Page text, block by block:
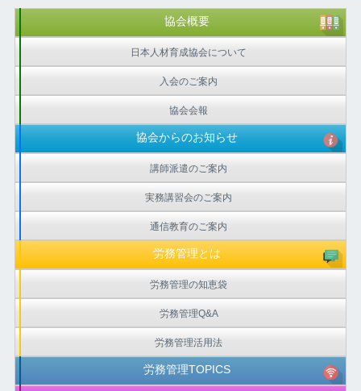
協会概要
日本人材育成協会について
入会のご案内
協会会報
協会からのお知らせ
講師派遣のご案内
実務講習会のご案内
通信教育のご案内
労務管理とは
労務管理の知恵袋
労務管理Q&A
労務管理活用法
労務管理TOPICS